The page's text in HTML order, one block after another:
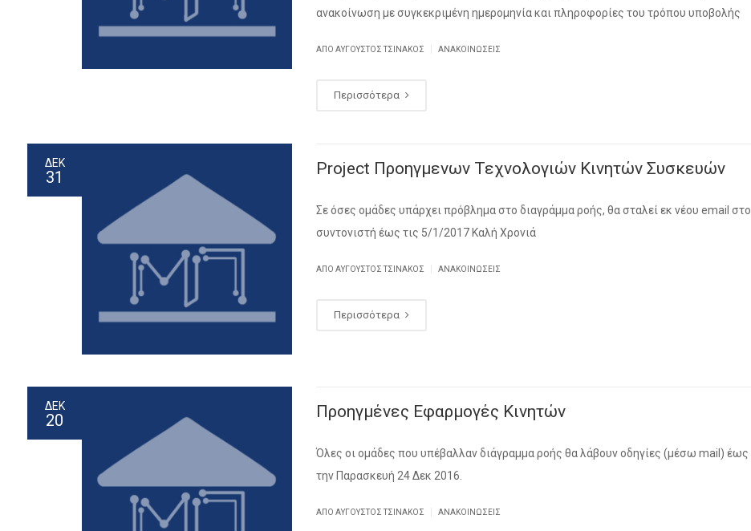
ανακοίνωση με συγκεκριμένη ημερομηνία και πληροφορίες του τρόπου υποβολής
ΑΠΌΑΎΓΟΥΣΤΟΣ ΤΣΙΝΆΚΟΣ ΑΝΑΚΟΙΝΏΣΕΙΣ
Περισσότερα
ΔΕΚ
31 Project Προηγμενων Τεχνολογιών Κινητών Συσκευών
Σε όσες ομάδες υπάρχει πρόβλημα στο διαγράμμα ροής, θα σταλεί εκ νέου email στο
συντονιστή έως τις 5/1/2017 Καλή Χρονιά
ΑΠΌΑΎΓΟΥΣΤΟΣ ΤΣΙΝΆΚΟΣ ΑΝΑΚΟΙΝΏΣΕΙΣ
Περισσότερα
ΔΕΚ
20 Προηγμένες Εφαρμογές Κινητών
Όλες οι ομάδες που υπέβαλλαν διάγραμμα ροής θα λάβουν οδηγίες (μέσω mail) έως
την Παρασκευή 24 Δεκ 2016.
ΑΠΌΑΎΓΟΥΣΤΟΣ ΤΣΙΝΆΚΟΣ ΑΝΑΚΟΙΝΏΣΕΙΣ